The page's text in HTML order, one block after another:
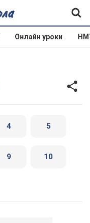
Онлайн уроки
4 5
9 10